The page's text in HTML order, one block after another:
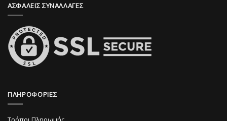
του
ΑΣΦΑΛΕΙΣ ΣΥΝΑΛΛΑΓΕΣ
ΠΛΗΡΟΦΟΡΙΕΣ